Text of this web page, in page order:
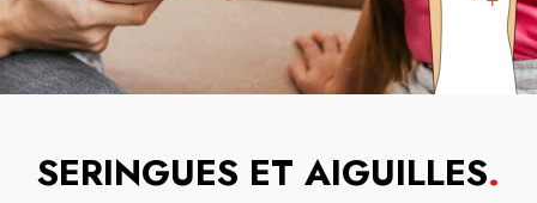
SERINGUES ET AIGUILLES.